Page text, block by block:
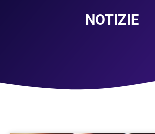
NOTIZIE